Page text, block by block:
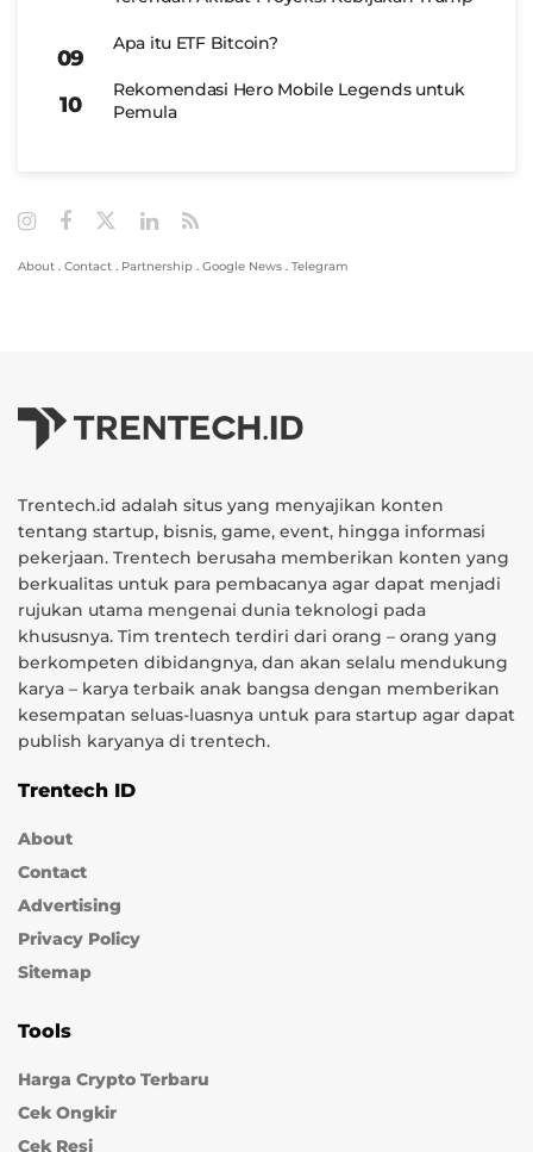
Apa itu ETF Bitcoin?
Rekomendasi Hero Mobile Legends untuk
Pemula
About . Contact . Partnership . Google News . Telegram
Trentech.id adalah situs yang menyajikan konten
tentang startup, bisnis, game, event, hingga informasi
pekerjaan. Trentech berusaha memberikan konten yang
berkualitas untuk para pembacanya agar dapat menjadi
rujukan utama mengenai dunia teknologi pada
khususnya. Tim trentech terdiri dari orang – orang yang
berkompeten dibidangnya, dan akan selalu mendukung
karya – karya terbaik anak bangsa dengan memberikan
kesempatan seluas-luasnya untuk para startup agar dapat
publish karyanya di trentech.
Trentech ID
About
Contact
Advertising
Privacy Policy
Sitemap
Tools
Harga Crypto Terbaru
Cek Ongkir
Cek Resi